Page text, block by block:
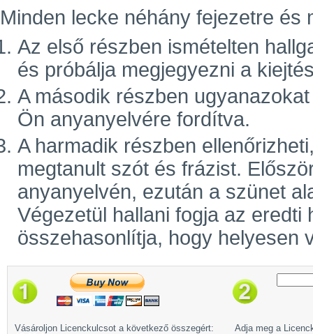
Minden lecke néhány fejezetre és
Az első részben ismételten
és próbálja megjegyezni a
A második részben
Ön anyanyelvére fordítva.
A harmadik részben
megtanult szót és frázist.
anyanyelvén, ezután a szünet
Végezetül hallani fogja az
összehasonlítja, hogy helyesen
Vásároljon Licenckulcsot a következő összegért:
Adja meg a